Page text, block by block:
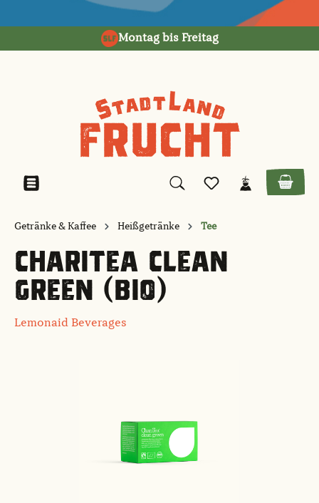
Montag bis Freitag
Getränke & Kaffee Heißgetränke Tee
CHARITEA CLEAN
GREEN (BIO)
Lemonaid Beverages